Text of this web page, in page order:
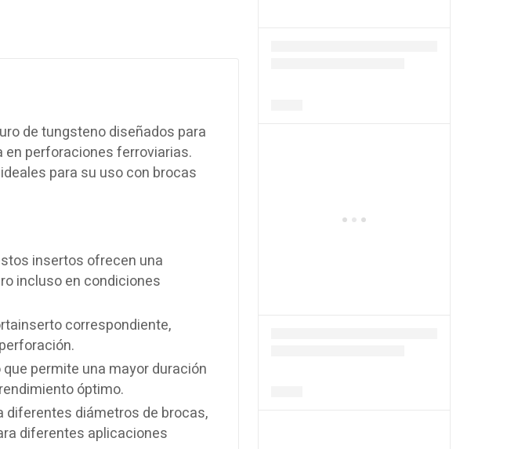
de tungsteno diseñados para
perforaciones ferroviarias.
para su uso con brocas
insertos ofrecen una
incluso en condiciones
correspondiente,
permite una mayor duración
óptimo.
diferentes diámetros de brocas,
diferentes aplicaciones